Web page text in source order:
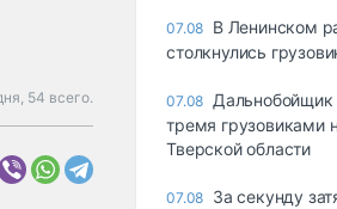
54 всего.
07.08 В Ленинском
столкнулись
07.08 Дальнобойщик
тремя грузовиками
Тверской области
07.08 За секунду